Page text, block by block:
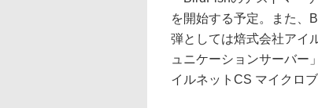
を開始する予定。また、
弾としては焙式会社アイ
ュニケーションサーバー
イルネットCS マイクロ